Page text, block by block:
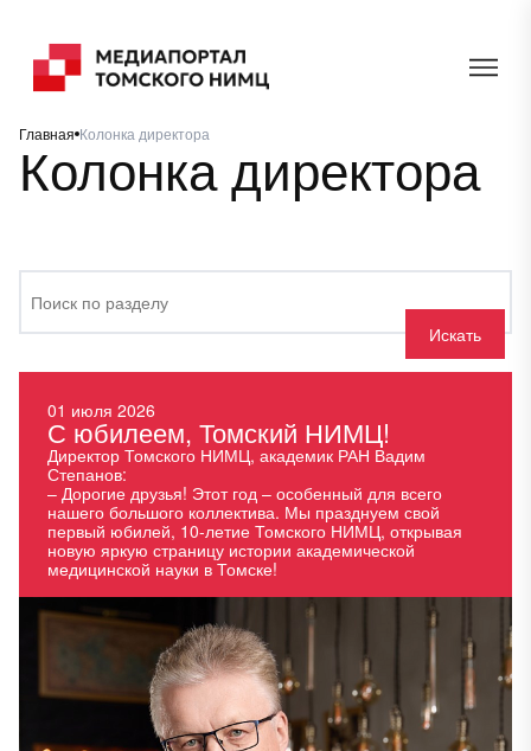
Главная Колонка директора
Колонка директора
Искать
01 июля 2026
С юбилеем, Томский НИМЦ!
Директор Томского НИМЦ, академик РАН Вадим
Степанов:
– Дорогие друзья! Этот год – особенный для всего
нашего большого коллектива. Мы празднуем свой
первый юбилей, 10-летие Томского НИМЦ, открывая
новую яркую страницу истории академической
медицинской науки в Томске!